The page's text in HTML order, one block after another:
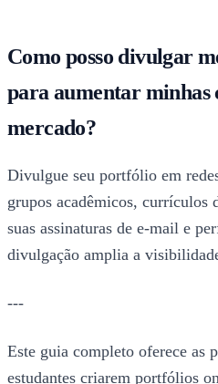
Como posso divulgar
para aumentar minhas
mercado?
Divulgue seu portfólio em
grupos acadêmicos,
suas assinaturas de e-mail e
divulgação amplia a
---
Este guia completo oferece as
estudantes criarem portfólios